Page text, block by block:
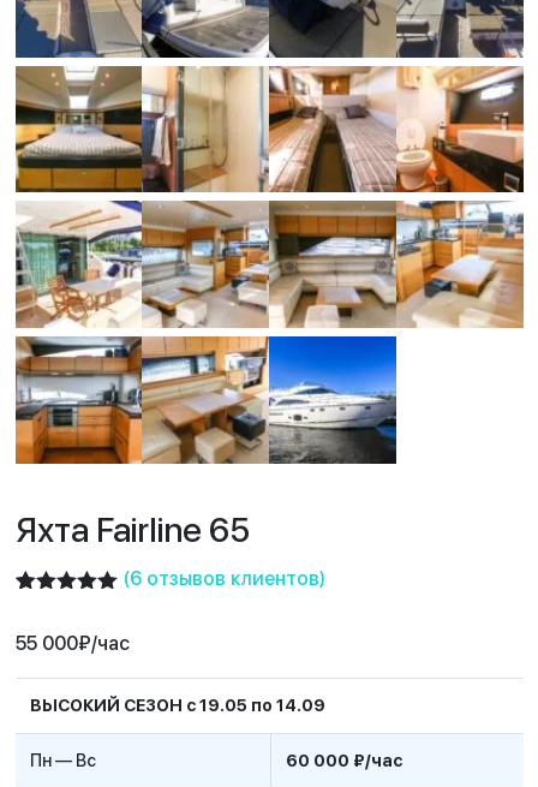
Яхта Fairline 65
на основе
пользователей
(6отзывов клиентов)
55 000₽/час
ВЫСОКИЙ СЕЗОН с 19.05 по 14.09
Пн — Вс 60 000 ₽/час